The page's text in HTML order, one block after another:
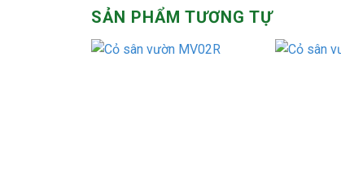
SẢN PHẨM TƯƠNG TỰ